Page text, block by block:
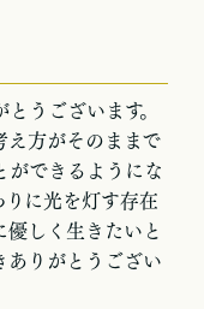
うございます。
え方がそのままで
ができるようにな
に光を灯す存在
しく生きたいと
ありがとうござい